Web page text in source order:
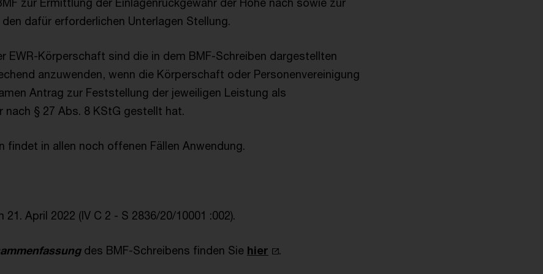
dafür erforderlichen Unterlagen Stellung.
EWR-Körperschaft sind die in dem BMF-Schreiben dargestellten
anzuwenden, wenn die Körperschaft oder Personenvereinigung
Antrag zur Feststellung der jeweiligen Leistung als
nach § 27 Abs. 8 KStG gestellt hat.
findet in allen noch offenen Fällen Anwendung.
21. April 2022 (IV C 2 - S 2836/20/10001 :002).
des BMF-Schreibens finden Sie hier .